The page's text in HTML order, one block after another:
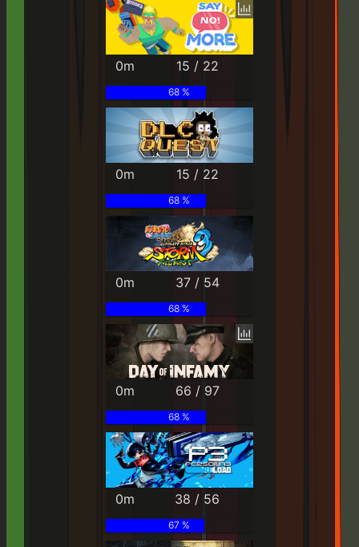
0m 15 / 22
68 %
0m 15 / 22
68 %
0m 37 / 54
68 %
0m 66 / 97
68 %
0m 38 / 56
67 %